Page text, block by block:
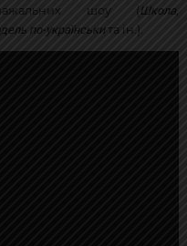
шоу ( Школа,
по-українськи та ін.).